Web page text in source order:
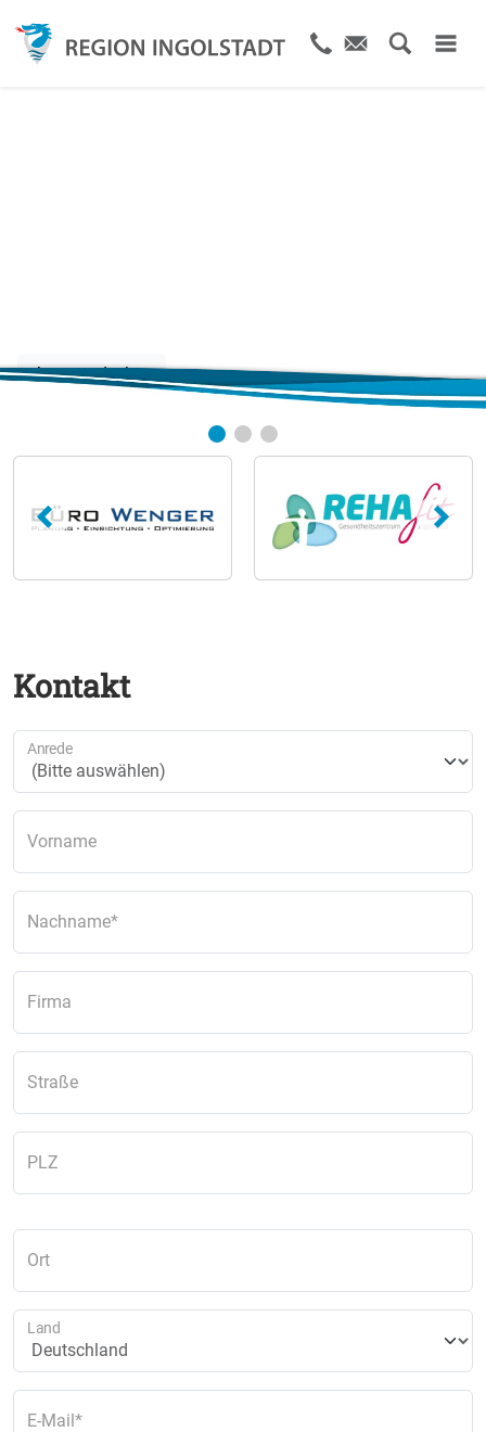
Jetzt entdecken
Kontakt
Anrede
Vorname
Nachname
Firma
Straße
PLZ
Ort
Land
E-Mail